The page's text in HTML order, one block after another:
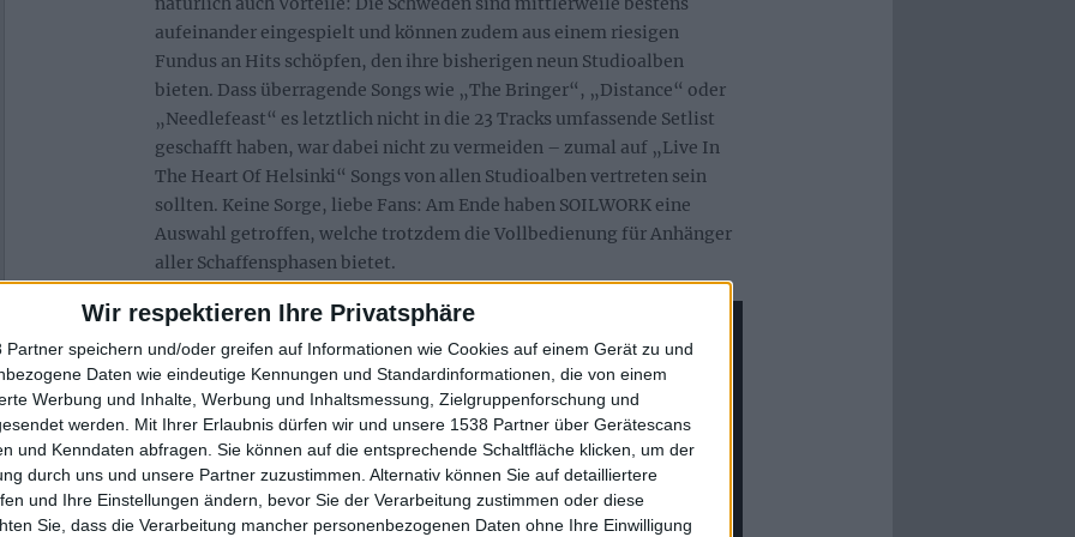
Wir respektieren Ihre Privatsphäre
Partner speichern und/oder greifen auf Informationen wie Cookies auf einem Gerät zu und
Daten wie eindeutige Kennungen und Standardinformationen, die von einem
Werbung und Inhalte, Werbung und Inhaltsmessung, Zielgruppenforschung und
werden.
Mit Ihrer Erlaubnis dürfen wir und unsere 1538 Partner über Gerätescans
und Kenndaten abfragen. Sie können auf die entsprechende Schaltfläche klicken, um der
durch uns und unsere Partner zuzustimmen. Alternativ können Sie auf detailliertere
und Ihre Einstellungen ändern, bevor Sie der Verarbeitung zustimmen oder diese
Sie, dass die Verarbeitung mancher personenbezogenen Daten ohne Ihre Einwilligung
aufeinander eingespielt und können zudem aus einem riesigen
Fundus an Hits schöpfen, den ihre bisherigen neun Studioalben
bieten. Dass überragende Songs wie „The Bringer“, „Distance“ oder
„Needlefeast“ es letztlich nicht in die 23 Tracks umfassende Setlist
geschafft haben, war dabei nicht zu vermeiden – zumal auf „Live In
The Heart Of Helsinki“ Songs von allen Studioalben vertreten sein
sollten. Keine Sorge, liebe Fans: Am Ende haben SOILWORK eine
Auswahl getroffen, welche trotzdem die Vollbedienung für Anhänger
aller Schaffensphasen bietet.